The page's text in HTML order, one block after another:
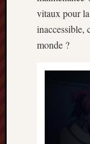
vitaux pour
inaccessible,
monde ?